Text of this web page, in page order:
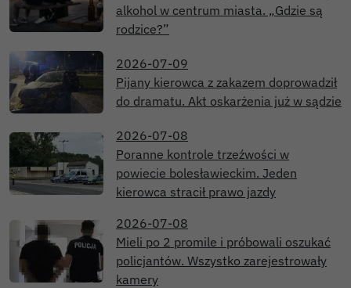
alkohol w centrum miasta. „Gdzie są
rodzice?”
2026-07-09
Pijany kierowca z zakazem doprowadził
do dramatu. Akt oskarżenia już w sądzie
2026-07-08
Poranne kontrole trzeźwości w
powiecie bolesławieckim. Jeden
kierowca stracił prawo jazdy
2026-07-08
Mieli po 2 promile i próbowali oszukać
policjantów. Wszystko zarejestrowały
kamery